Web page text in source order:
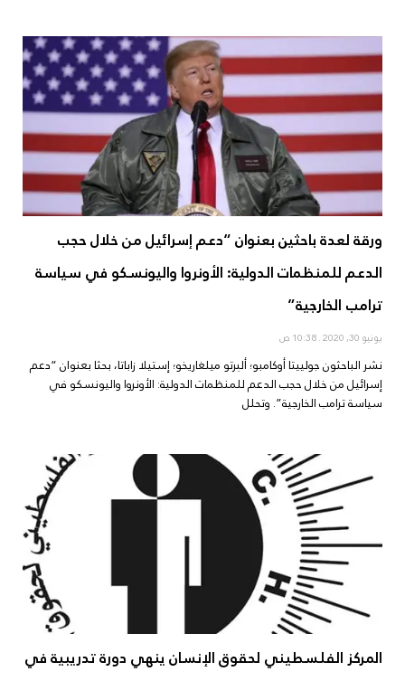
ورقة لعدة باحثين بعنوان “دعم إسرائيل من خلال حجب
الدعم للمنظمات الدولية: الأونروا واليونسكو في سياسة
ترامب الخارجية”
يونيو 30, 2020
نشر الباحثون جولييتا أوكامبو؛ ألبرتو ميلغاريخو؛ إستيلا زاباتا، بحثا بعنوان “دعم
إسرائيل من خلال حجب الدعم للمنظمات الدولية: الأونروا واليونسكو في
سياسة ترامب الخارجية”. وتحلل
المركز الفلسطيني لحقوق الإنسان ينهي دورة تدريبية في